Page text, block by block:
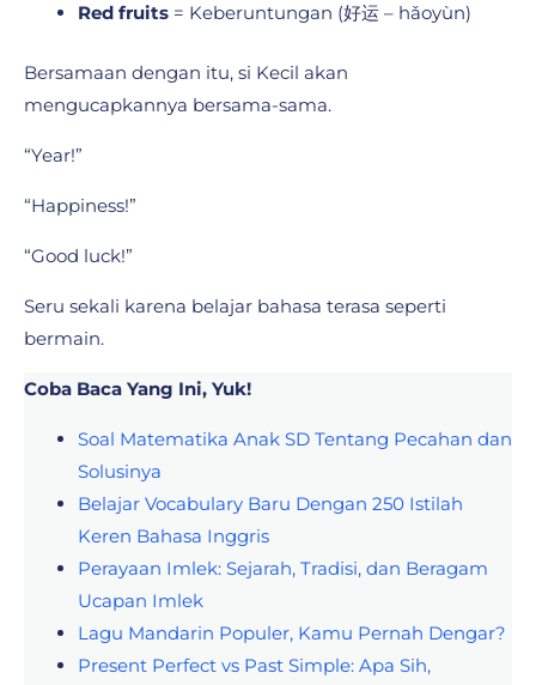
Red fruits = Keberuntungan (好运 – hǎoyùn)
Bersamaan dengan itu, si Kecil akan
mengucapkannya bersama-sama.
“Year!”
“Happiness!”
“Good luck!”
Seru sekali karena belajar bahasa terasa seperti
bermain.
Coba Baca Yang Ini, Yuk!
Soal Matematika Anak SD Tentang Pecahan dan
Solusinya
Belajar Vocabulary Baru Dengan 250 Istilah
Keren Bahasa Inggris
Perayaan Imlek: Sejarah, Tradisi, dan Beragam
Ucapan Imlek
Lagu Mandarin Populer, Kamu Pernah Dengar?
Present Perfect vs Past Simple: Apa Sih,